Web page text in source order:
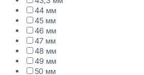
44 мм
45 мм
46 мм
47 мм
48 мм
49 мм
50 мм